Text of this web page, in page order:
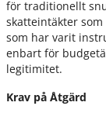
för traditionellt
skatteintäkter som
som har varit
enbart för
legitimitet.
Krav på Åtgärd